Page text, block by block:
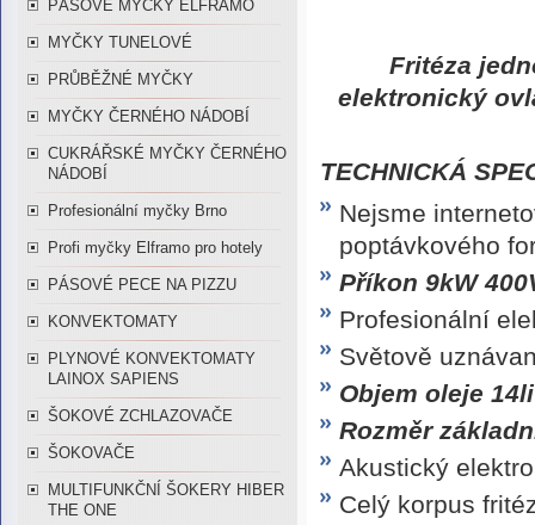
PÁSOVÉ MYČKY ELFRAMO
MYČKY TUNELOVÉ
PRŮBĚŽNÉ MYČKY
MYČKY ČERNÉHO NÁDOBÍ
CUKRÁŘSKÉ MYČKY ČERNÉHO
NÁDOBÍ
Profesionální myčky Brno
Profi myčky Elframo pro hotely
PÁSOVÉ PECE NA PIZZU
KONVEKTOMATY
PLYNOVÉ KONVEKTOMATY
LAINOX SAPIENS
ŠOKOVÉ ZCHLAZOVAČE
ŠOKOVAČE
MULTIFUNKČNÍ ŠOKERY HIBER
THE ONE
Fritéza
elektronický
TECHNICKÁ
Nejsme
poptávkového
Příkon 9kW
Profesionální
Světově
Objem oleje
Rozměr
Akustický
Celý korpus